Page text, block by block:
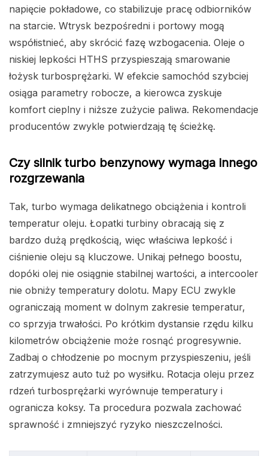
napięcie pokładowe, co stabilizuje pracę odbiorników
na starcie. Wtrysk bezpośredni i portowy mogą
współistnieć, aby skrócić fazę wzbogacenia. Oleje o
niskiej lepkości HTHS przyspieszają smarowanie
łożysk turbosprężarki. W efekcie samochód szybciej
osiąga parametry robocze, a kierowca zyskuje
komfort cieplny i niższe zużycie paliwa. Rekomendacje
producentów zwykle potwierdzają tę ścieżkę.
Czy silnik turbo benzynowy wymaga innego
rozgrzewania
Tak, turbo wymaga delikatnego obciążenia i kontroli
temperatur oleju. Łopatki turbiny obracają się z
bardzo dużą prędkością, więc właściwa lepkość i
ciśnienie oleju są kluczowe. Unikaj pełnego boostu,
dopóki olej nie osiągnie stabilnej wartości, a intercooler
nie obniży temperatury dolotu. Mapy ECU zwykle
ograniczają moment w dolnym zakresie temperatur,
co sprzyja trwałości. Po krótkim dystansie rzędu kilku
kilometrów obciążenie może rosnąć progresywnie.
Zadbaj o chłodzenie po mocnym przyspieszeniu, jeśli
zatrzymujesz auto tuż po wysiłku. Rotacja oleju przez
rdzeń turbosprężarki wyrównuje temperatury i
ogranicza koksy. Ta procedura pozwala zachować
sprawność i zmniejszyć ryzyko nieszczelności.